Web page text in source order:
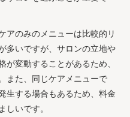
アのみのメニューは比較的リ
多いですが、サロンの立地や
が変動することがあるため、
また、同じケアメニューで
生する場合もあるため、料金
しいです。